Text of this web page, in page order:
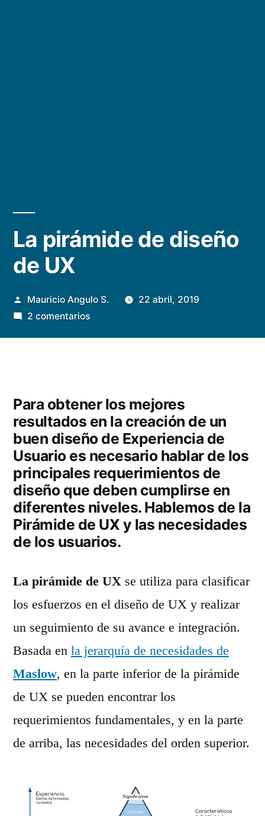
La pirámide de diseño
de UX
Publicado
por
Mauricio Angulo S.
22 abril, 2019
2 comentariosen
Para obtener los mejores
resultados en la creación de un
buen diseño de Experiencia de
Usuario es necesario hablar de los
principales requerimientos de
diseño que deben cumplirse en
diferentes niveles. Hablemos de la
Pirámide de UX y las necesidades
de los usuarios.
La pirámide de UX se utiliza para clasificar
los esfuerzos en el diseño de UX y realizar
un seguimiento de su avance e integración.
Basada en la jerarquía de necesidades de
Maslow, en la parte inferior de la pirámide
de UX se pueden encontrar los
requerimientos fundamentales, y en la parte
de arriba, las necesidades del orden superior.